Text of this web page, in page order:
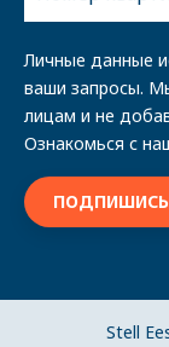
Личные данные
ваши запросы.
лицам и не
Ознакомься с
Stell